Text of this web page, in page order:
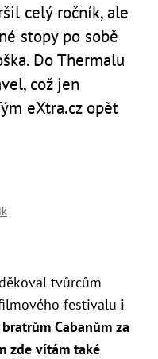
celý ročník, ale
stopy po sobě
Do Thermalu
což jen
eXtra.cz opět
tvůrcům
festivalu i
Cabanům za
zde vítám také